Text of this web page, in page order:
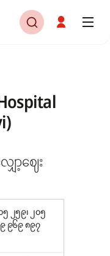
ော့ဈေး
၂၅၉၊ ၂၀၅
၉၆၉ ၈၉၇